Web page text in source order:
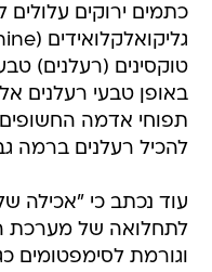
כתמים ירוקים
טוקסינים (רעלנים)
באופן טבעי רעלנים
תפוחי אדמה החשופים
להכיל רעלנים ברמה
עוד נכתב כי "אכילה
לתחלואה של מערכת
וגורמת לסימפטומים